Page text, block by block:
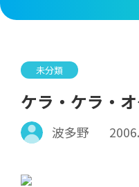
未分類
ケラ・ケラ・
波多野